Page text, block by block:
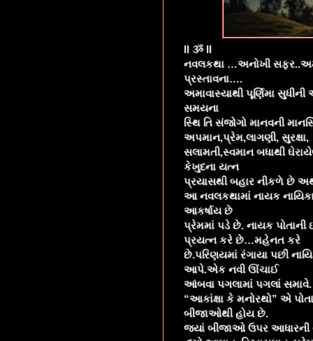
ll ૐ ll
નવલકથા …અનોખી
પ્રસ્તાવના….
અમાવાસ્યાથી પૂર્ણિમા
સમયના
સ્થિ તિ સંજોગો માનવની
અપમાન,પ્રેમ,લાગણી, સુરક્ષા,
સલામતી,સ્વમાન બધાથી
કેખુદના યત્ન
પ્રયાસથી બહાર નીકળે છે
આ નવલકથામાં નાયક
આકર્ષાય છે
પ્રેમમાં પડે છે. નાયક
પ્રયત્ન કરે છે…મહેનત કરે
છે.પરિણયમાં રંગાયા પછી
આપે.એક નવી ઊંચાઈ
આંબવા પગલામાં પગલાં સમાવે.
“આકાંક્ષા કે મનોરથો” એ
બીજાઓથી હોય છે.
જ્યાં બીજાઓ ઉપર આધારની